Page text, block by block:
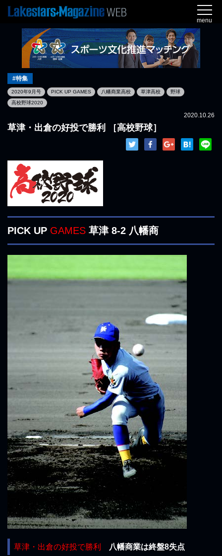
menu
#特集
2020年9月号 PICK UP GAMES 八幡商業高校 草津高校
野球
高校野球2020
2020.10.26
草津・出倉の好投で勝利 ［高校野球］
PICK UP GAMES 草津 8-2 八幡商
草津・出倉の好投で勝利 八幡商業は終盤8失点